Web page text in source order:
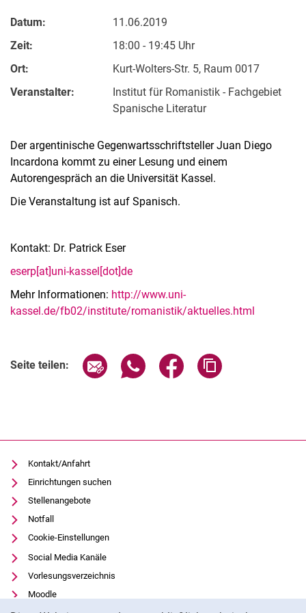
Datum:
11.06.2019
Zeit:
18:00 - 19:45 Uhr
Ort:
Kurt-Wolters-Str. 5, Raum 0017
Veranstalter:
Institut für Romanistik - Fachgebiet
Spanische Literatur
Der argentinische Gegenwartsschriftsteller Juan Diego
Incardona kommt zu einer Lesung und einem
Autorengespräch an die Universität Kassel.
Die Veranstaltung ist auf Spanisch.
Kontakt: Dr. Patrick Eser
eserp[at]uni-kassel[dot]de
Mehr Informationen: http://www.uni-
kassel.de/fb02/institute/romanistik/aktuelles.html
Seite teilen: Seite über E-Mail teilen
Seite über WhatsApp teilen
Seite über Facebook
Kontakt/Anfahrt
Einrichtungen suchen
Stellenangebote
Notfall
Cookie-Einstellungen
Social Media Kanäle
Vorlesungsverzeichnis
Moodle